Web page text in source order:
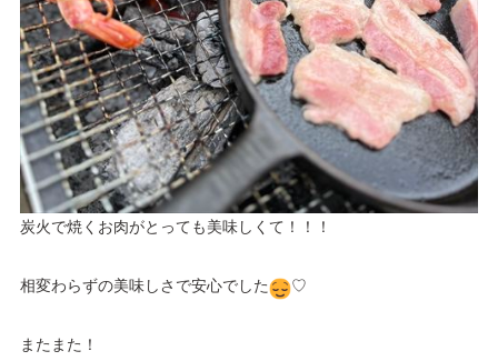
炭火で焼くお肉がとっても美味しくて！！！
相変わらずの美味しさで安心でした ♡
またまた！